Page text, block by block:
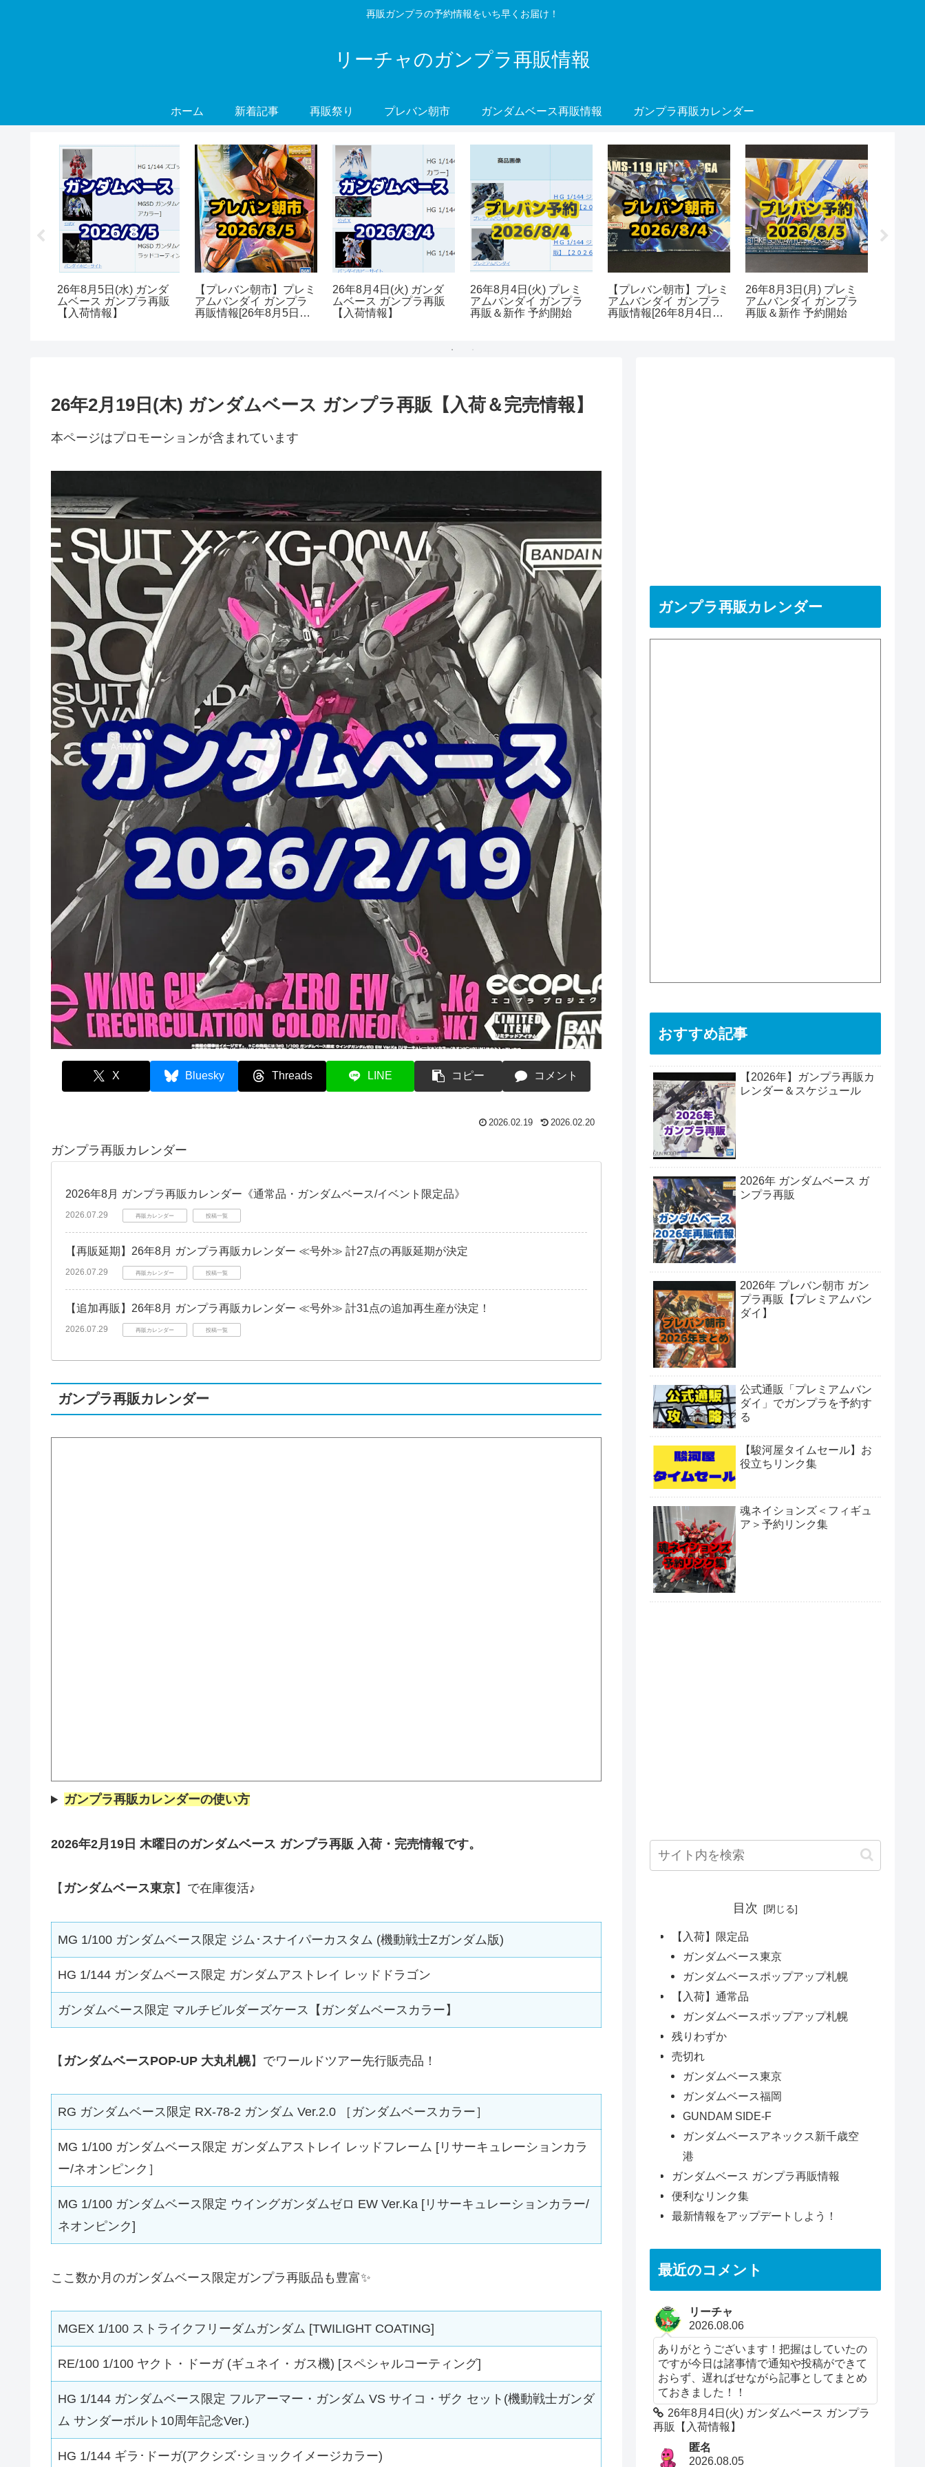
再販ガンプラの予約情報をいち早くお届け！
リーチャのガンプラ再販情報
ホーム 新着記事 再販祭り プレバン朝市 ガンダムベース再販情報 ガンプラ再販カレンダー
26年8月5日(水) ガンダ
ムベース ガンプラ再販
【入荷情報】
【プレバン朝市】プレミ
アムバンダイ ガンプラ
再販情報[26年8月5日
26年8月4日(火) ガンダ
ムベース ガンプラ再販
【入荷情報】
26年8月4日(火) プレミ
アムバンダイ ガンプラ
再販＆新作 予約開始
【プレバン朝市】プレミ
アムバンダイ ガンプラ
再販情報[26年8月4日
26年8月3日(月) プレミ
アムバンダイ ガンプラ
再販＆新作 予約開始
26年2月19日(木) ガンダムベース ガンプラ再販【入荷＆完売情報】
本ページはプロモーションが含まれています
X Bluesky Threads LINE コピー コメント
2026.02.19 2026.02.20
ガンプラ再販カレンダー
2026年8月 ガンプラ再販カレンダー《通常品・ガンダムベース/イベント限定品》
2026.07.29 再販カレンダー 投稿一覧
【再販延期】26年8月 ガンプラ再販カレンダー ≪号外≫ 計27点の再販延期が決定
2026.07.29 再販カレンダー 投稿一覧
【追加再販】26年8月 ガンプラ再販カレンダー ≪号外≫ 計31点の追加再生産が決定！
2026.07.29 再販カレンダー 投稿一覧
ガンプラ再販カレンダー
ガンプラ再販カレンダーの使い方
2026年2月19日 木曜 日 のガンダムベース ガンプラ再販 入荷・完売情報です。
【 ガンダムベース東京】で在庫復活♪
MG 1/100 ガンダムベース限定 ジム･スナイパーカスタム (機動戦士Zガンダム版)
HG 1/144 ガンダムベース限定 ガンダムアストレイ レッドドラゴン
ガンダムベース限定 マルチビルダーズケース【ガンダムベースカラー】
【 ガンダムベースPOP-UP 大丸札幌】でワールドツアー先行販売品！
RG ガンダムベース限定 RX-78-2 ガンダム Ver.2.0 ［ガンダムベースカラー］
MG 1/100 ガンダムベース限定 ガンダムアストレイ レッドフレーム [リサーキュレーションカラ
ー/ネオンピンク］
MG 1/100 ガンダムベース限定 ウイングガンダムゼロ EW Ver.Ka [リサーキュレーションカラー/
ネオンピンク]
ここ数か月のガンダムベース限定ガンプラ再販品も豊富✨
MGEX 1/100 ストライクフリーダムガンダム [TWILIGHT COATING]
RE/100 1/100 ヤクト・ドーガ (ギュネイ・ガス機) [スペシャルコーティング]
HG 1/144 ガンダムベース限定 フルアーマー・ガンダム VS サイコ・ザク セット(機動戦士ガンダ
ム サンダーボルト10周年記念Ver.)
HG 1/144 ギラ･ドーガ(アクシズ･ショックイメージカラー)
ガンプラ再販カレンダー
おすすめ記事
【2026年】ガンプラ再販カ
レンダー＆スケジュール
2026年 ガンダムベース ガ
ンプラ再販
2026年 プレバン朝市 ガン
プラ再販【プレミアムバン
ダイ】
公式通販「プレミアムバン
ダイ」でガンプラを予約す
る
【駿河屋タイムセール】お
役立ちリンク集
魂ネイションズ＜フィギュ
ア＞予約リンク集
目次
【入荷】限定品
ガンダムベース東京
ガンダムベースポップアップ札幌
【入荷】通常品
ガンダムベースポップアップ札幌
残りわずか
売切れ
ガンダムベース東京
ガンダムベース福岡
GUNDAM SIDE-F
ガンダムベースアネックス新千歳空
港
ガンダムベース ガンプラ再販情報
便利なリンク集
最新情報をアップデートしよう！
最近のコメント
リーチャ
2026.08.06
ありがとうございます！把握はしていたの
ですが今日は諸事情で通知や投稿ができて
おらず、遅ればせながら記事としてまとめ
ておきました！！
26年8月4日(火) ガンダムベース ガンプラ
再販【入荷情報】
匿名
2026.08.05